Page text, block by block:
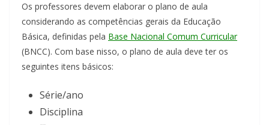
Os professores devem elaborar o plano de aula
considerando as competências gerais da Educação
Básica, definidas pela Base Nacional Comum Curricular
(BNCC). Com base nisso, o plano de aula deve ter os
seguintes itens básicos:
Série/ano
Disciplina